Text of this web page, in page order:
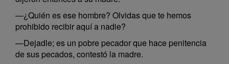
—¿Quién es ese hombre? Olvidas que te hemos
prohibido recibir aquí a nadie?
—Dejadle; es un pobre pecador que hace penitencia
de sus pecados, contestó la madre.